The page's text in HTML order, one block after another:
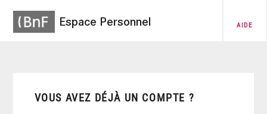
Espace Personnel AIDE
VOUS AVEZ DÉJÀ UN COMPTE ?